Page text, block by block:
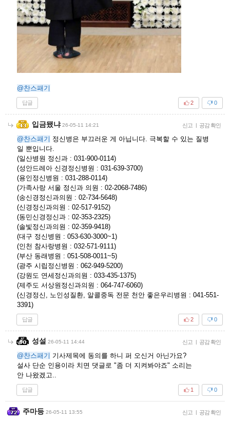
@찬스패기
답글 0
2
입금됐냐 26-05-11 14:21 신고 | 공감 확인
@찬스패기 정신병은 부끄러운 게 아닙니다. 극복할 수 있는 질병
일 뿐입니다.
(일산병원 정신과 : 031-900-0114)
(성안드레아 신경정신병원 : 031-639-3700)
(용인정신병원 : 031-288-0114)
(가족사랑 서울 정신과 의원 : 02-2068-7486)
(송신경정신과의원 : 02-734-5648)
(신경정신과의원 : 02-517-9152)
(동민신경정신과 : 02-353-2325)
(솔빛정신과의원 : 02-359-9418)
(대구 정신병원 : 053-630-3000~1)
(인천 참사랑병원 : 032-571-9111)
(부산 동래병원 : 051-508-0011~5)
(광주 시립정신병원 : 062-949-5200)
(강원도 연세정신과의원 : 033-435-1375)
(제주도 서상원정신과의원 : 064-747-6060)
(신경정신, 노인성질환, 알콜중독 전문 천안 좋은우리병원 : 041-551-
3391)
답글 0
2
성설 26-05-11 14:44 신고 | 공감 확인
@찬스패기 기사제목에 동의를 하니 퍼 오신거 아닌가요?
설사 단순 인용이라 치면 댓글로 "좀 더 지켜봐야죠" 소리는
안 나왔겠고..
답글 0
1
주마등 26-05-11 13:55 신고 | 공감 확인